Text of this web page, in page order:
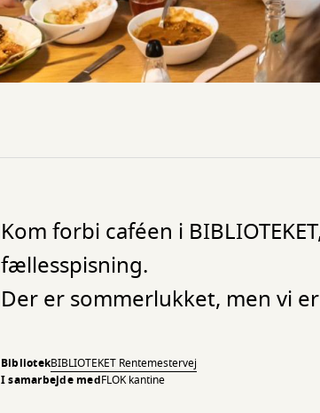
Kom forbi caféen i
fællesspisning.
Der er sommerlukket, men vi
BibliotekBIBLIOTEKET Rentemestervej
I samarbejde medFLOK kantine